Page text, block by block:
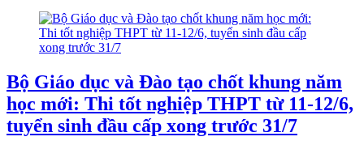
Bộ Giáo dục và Đào tạo chốt khung năm
học mới: Thi tốt nghiệp THPT từ 11-12/6,
tuyển sinh đầu cấp xong trước 31/7